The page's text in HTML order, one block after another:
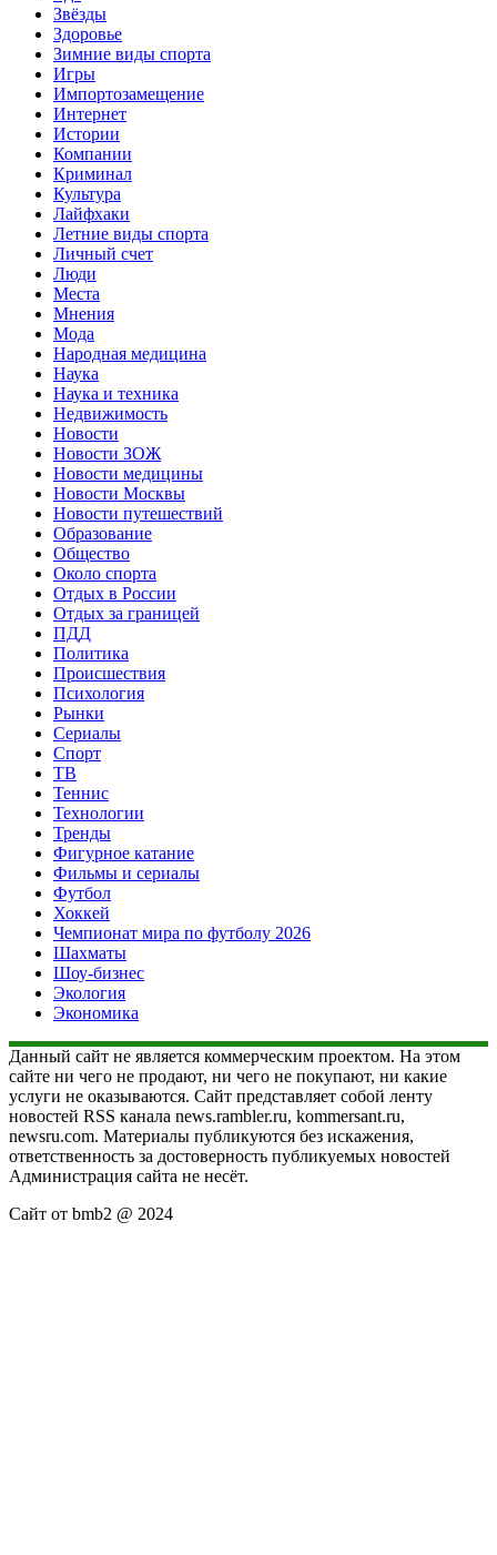
Звёзды
Здоровье
Зимние виды спорта
Игры
Импортозамещение
Интернет
Истории
Компании
Криминал
Культура
Лайфхаки
Летние виды спорта
Личный счет
Люди
Места
Мнения
Мода
Народная медицина
Наука
Наука и техника
Недвижимость
Новости
Новости ЗОЖ
Новости медицины
Новости Москвы
Новости путешествий
Образование
Общество
Около спорта
Отдых в России
Отдых за границей
ПДД
Политика
Происшествия
Психология
Рынки
Сериалы
Спорт
ТВ
Теннис
Технологии
Тренды
Фигурное катание
Фильмы и сериалы
Футбол
Хоккей
Чемпионат мира по футболу 2026
Шахматы
Шоу-бизнес
Экология
Экономика
Данный сайт не является коммерческим проектом. На этом
сайте ни чего не продают, ни чего не покупают, ни какие
услуги не оказываются. Сайт представляет собой ленту
новостей RSS канала news.rambler.ru, kommersant.ru,
newsru.com. Материалы публикуются без искажения,
ответственность за достоверность публикуемых новостей
Администрация сайта не несёт.
Сайт от bmb2 @ 2024